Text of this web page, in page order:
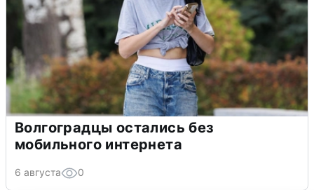
Волгоградцы остались без
мобильного интернета
6 августа 0